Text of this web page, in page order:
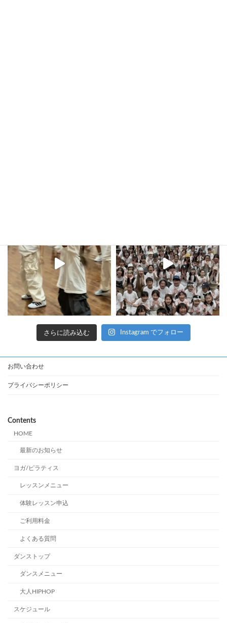
さらに読み込む Instagram でフォロー
お問い合わせ
プライバシーポリシー
Contents
HOME
最新のお知らせ
ヨガ/ピラティス
レッスンメニュー
体験レッスン申込
ご利用料金
よくある質問
ダンストップ
ダンスメニュー
大人HIPHOP
スケジュール